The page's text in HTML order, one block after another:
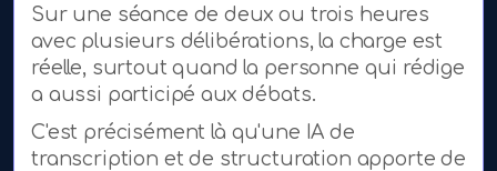
Sur une séance de deux ou trois heures
avec plusieurs délibérations, la charge est
réelle, surtout quand la personne qui rédige
a aussi participé aux débats.
C'est précisément là qu'une IA de
transcription et de structuration apporte de